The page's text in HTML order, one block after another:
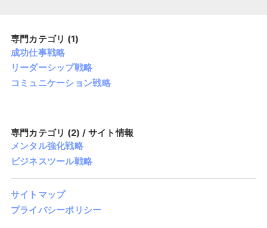
専門カテゴリ (1)
成功仕事戦略
リーダーシップ戦略
コミュニケーション戦略
専門カテゴリ (2) / サイト情報
メンタル強化戦略
ビジネスツール戦略
サイトマップ
プライバシーポリシー